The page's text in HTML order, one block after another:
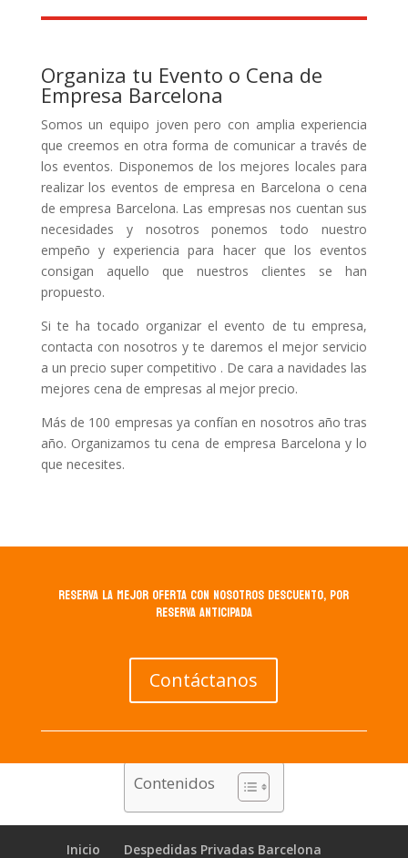
Organiza tu Evento o Cena de
Empresa Barcelona
Somos un equipo joven pero con amplia experiencia
que creemos en otra forma de comunicar a través de
los eventos. Disponemos de los mejores locales para
realizar los eventos de empresa en Barcelona o cena
de empresa Barcelona. Las empresas nos cuentan sus
necesidades y nosotros ponemos todo nuestro
empeño y experiencia para hacer que los eventos
consigan aquello que nuestros clientes se han
propuesto.
Si te ha tocado organizar el evento de tu empresa,
contacta con nosotros y te daremos el mejor servicio
a un precio super competitivo . De cara a navidades las
mejores cena de empresas al mejor precio.
Más de 100 empresas ya confían en nosotros año tras
año. Organizamos tu cena de empresa Barcelona y lo
que necesites.
RESERVA LA MEJOR OFERTA CON NOSOTROS DESCUENTO, POR
RESERVA ANTICIPADA
Contáctanos
Contenidos
Inicio Despedidas Privadas Barcelona